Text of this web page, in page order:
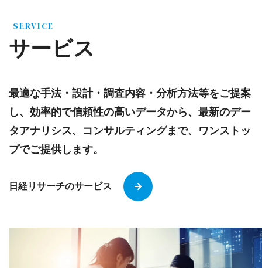
SERVICE
サービス
最適な手法・設計・調査内容・分析方法等をご提案
し、効率的で信頼性の高いデータから、最新のデー
タアナリシス、コンサルティングまで、ワンストッ
プでご提供します。
日経リサーチのサービス